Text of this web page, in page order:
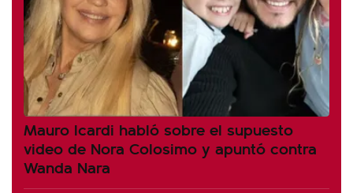
Mauro Icardi habló sobre el supuesto
video de Nora Colosimo y apuntó contra
Wanda Nara